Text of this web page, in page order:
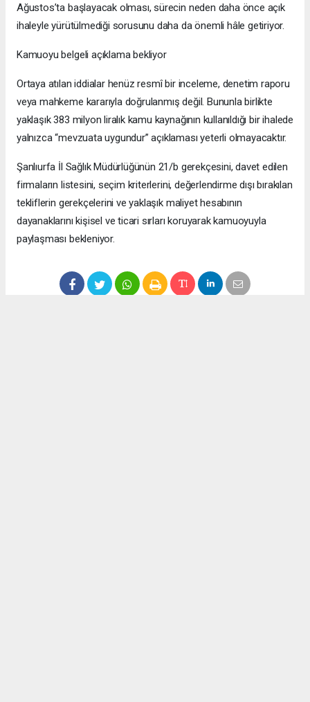
Ağustos’ta başlayacak olması, sürecin neden daha önce açık
ihaleyle yürütülmediği sorusunu daha da önemli hâle getiriyor.
Kamuoyu belgeli açıklama bekliyor
Ortaya atılan iddialar henüz resmî bir inceleme, denetim raporu
veya mahkeme kararıyla doğrulanmış değil. Bununla birlikte
yaklaşık 383 milyon liralık kamu kaynağının kullanıldığı bir ihalede
yalnızca “mevzuata uygundur” açıklaması yeterli olmayacaktır.
Şanlıurfa İl Sağlık Müdürlüğünün 21/b gerekçesini, davet edilen
firmaların listesini, seçim kriterlerini, değerlendirme dışı bırakılan
tekliflerin gerekçelerini ve yaklaşık maliyet hesabının
dayanaklarını kişisel ve ticari sırları koruyarak kamuoyuyla
paylaşması bekleniyor.